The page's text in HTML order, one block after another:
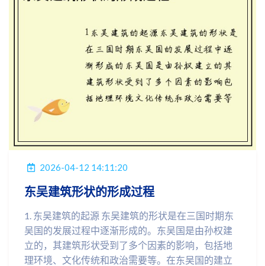
2026-04-12 14:11:20
东吴建筑形状的形成过程
1. 东吴建筑的起源 东吴建筑的形状是在三国时期东
吴国的发展过程中逐渐形成的。东吴国是由孙权建
立的，其建筑形状受到了多个因素的影响，包括地
理环境、文化传统和政治需要等。在东吴国的建立